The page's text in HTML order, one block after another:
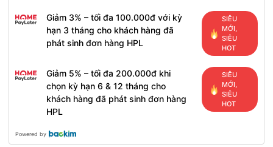
Giảm 3% – tối đa 100.000đ với kỳ
hạn 3 tháng cho khách hàng đã
phát sinh đơn hàng HPL
SIÊU
MỚI,
SIÊU
HOT
Giảm 5% – tối đa 200.000đ khi
chọn kỳ hạn 6 & 12 tháng cho
khách hàng đã phát sinh đơn hàng
HPL
SIÊU
MỚI,
SIÊU
HOT
Powered by